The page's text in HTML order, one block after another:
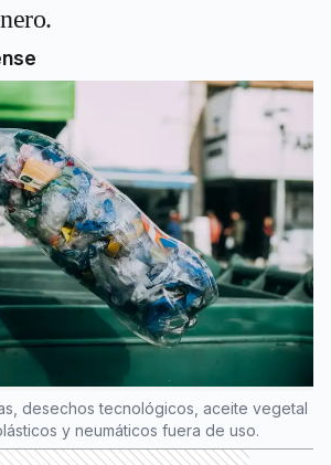
desechos tecnológicos, aceite vegetal
y neumáticos fuera de uso.